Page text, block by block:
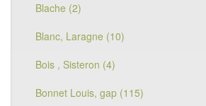
Blache (2)
Blanc, Laragne (10)
Bois , Sisteron (4)
Bonnet Louis, gap (115)